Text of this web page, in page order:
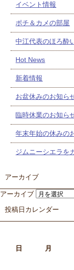
イベント情報
ポチ＆カメの部屋
中江代表のほろ酔
Hot News
新着情報
お盆休みのお知ら
臨時休業のお知ら
年末年始の休みの
ジムニーシエラを
アーカイブ
アーカイブ
投稿日カレンダー
日
月